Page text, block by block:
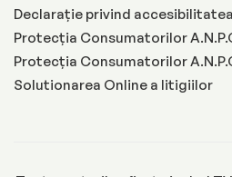
Declarație privind accesibilitatea
Protecția Consumatorilor
Protecția Consumatorilor
Solutionarea Online a litigiilor